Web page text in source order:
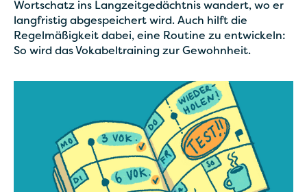
Wortschatz ins Langzeitgedächtnis wandert, wo er
langfristig abgespeichert wird. Auch hilft die
Regelmäßigkeit dabei, eine Routine zu entwickeln:
So wird das Vokabeltraining zur Gewohnheit.